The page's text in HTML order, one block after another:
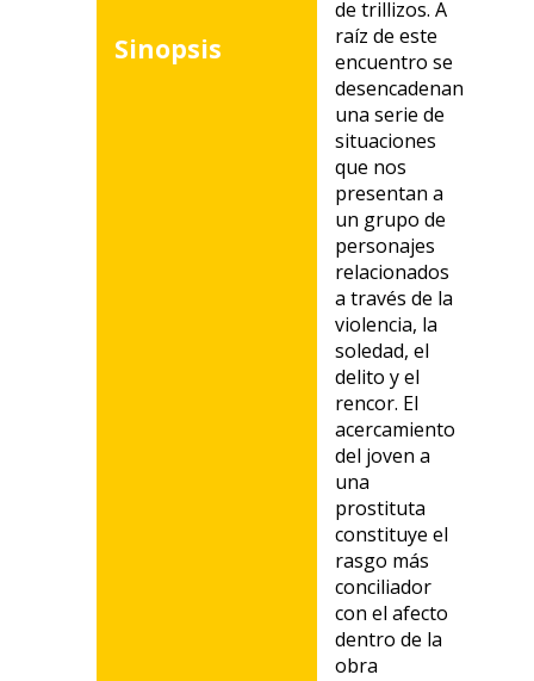
Sinopsis
de trillizos. A
raíz de este
encuentro se
desencadenan
una serie de
situaciones
que nos
presentan a
un grupo de
personajes
relacionados
a través de la
violencia, la
soledad, el
delito y el
rencor. El
acercamiento
del joven a
una
prostituta
constituye el
rasgo más
conciliador
con el afecto
dentro de la
obra